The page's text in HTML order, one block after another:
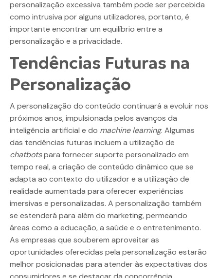
personalização excessiva também pode ser percebida
como intrusiva por alguns utilizadores, portanto, é
importante encontrar um equilíbrio entre a
personalização e a privacidade.
Tendências Futuras na
Personalização
A personalização do conteúdo continuará a evoluir nos
próximos anos, impulsionada pelos avanços da
inteligência artificial e do machine learning. Algumas
das tendências futuras incluem a utilização de
chatbotspara fornecer suporte personalizado em
tempo real, a criação de conteúdo dinâmico que se
adapta ao contexto do utilizador e a utilização de
realidade aumentada para oferecer experiências
imersivas e personalizadas. A personalização também
se estenderá para além do marketing, permeando
áreas como a educação, a saúde e o entretenimento.
As empresas que souberem aproveitar as
oportunidades oferecidas pela personalização estarão
melhor posicionadas para atender às expectativas dos